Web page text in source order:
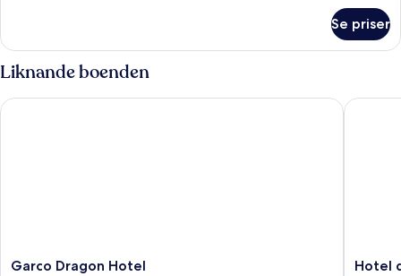
-
sjöutsikt
Se priser
Liknande boenden
Garco
Garco Dragon Hotel
Garco Dragon Hotel
Hotel
Hotel
Hotel